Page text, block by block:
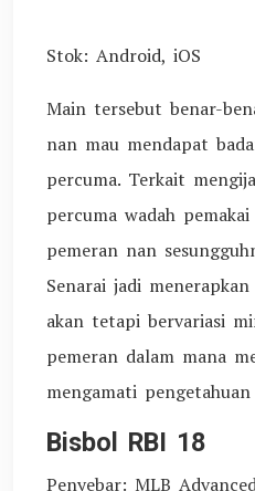
Stok: Android, iOS
Main tersebut benar-
nan mau mendapat
percuma. Terkait
percuma wadah
pemeran nan
Senarai jadi
akan tetapi bervariasi
pemeran dalam mana
mengamati
Bisbol RBI 18
Penyebar: MLB